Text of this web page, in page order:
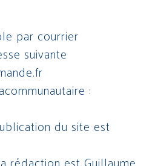
par courrier
suivante
:
du site est